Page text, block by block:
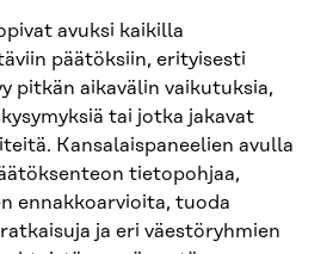
avuksi kaikilla
päätöksiin, erityisesti
pitkän aikavälin vaikutuksia,
tai jotka jakavat
Kansalaispaneelien avulla
tietopohjaa,
ennakkoarvioita, tuoda
ja eri väestöryhmien